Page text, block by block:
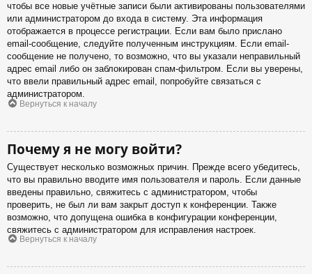
чтобы все новые учётные записи были активированы пользователями
или администратором до входа в систему. Эта информация
отображается в процессе регистрации. Если вам было прислано
email-сообщение, следуйте полученным инструкциям. Если email-
сообщение не получено, то возможно, что вы указали неправильный
адрес email либо он заблокирован спам-фильтром. Если вы уверены,
что ввели правильный адрес email, попробуйте связаться с
администратором.
Вернуться к началу
Почему я не могу войти?
Существует несколько возможных причин. Прежде всего убедитесь,
что вы правильно вводите имя пользователя и пароль. Если данные
введены правильно, свяжитесь с администратором, чтобы
проверить, не был ли вам закрыт доступ к конференции. Также
возможно, что допущена ошибка в конфигурации конференции,
свяжитесь с администратором для исправления настроек.
Вернуться к началу